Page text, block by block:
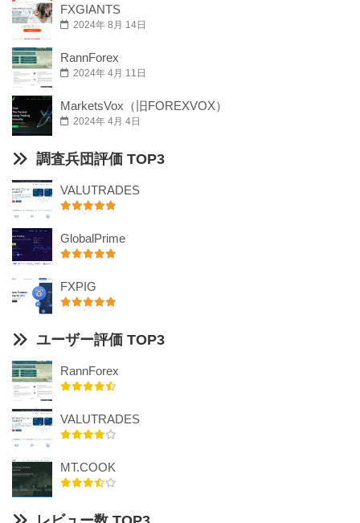
FXGIANTS
2024年 8月 14日
RannForex
2024年 4月 11日
MarketsVox（旧FOREXVOX）
2024年 4月 4日
調査兵団評価 TOP3
VALUTRADES
GlobalPrime
FXPIG
ユーザー評価 TOP3
RannForex
VALUTRADES
MT.COOK